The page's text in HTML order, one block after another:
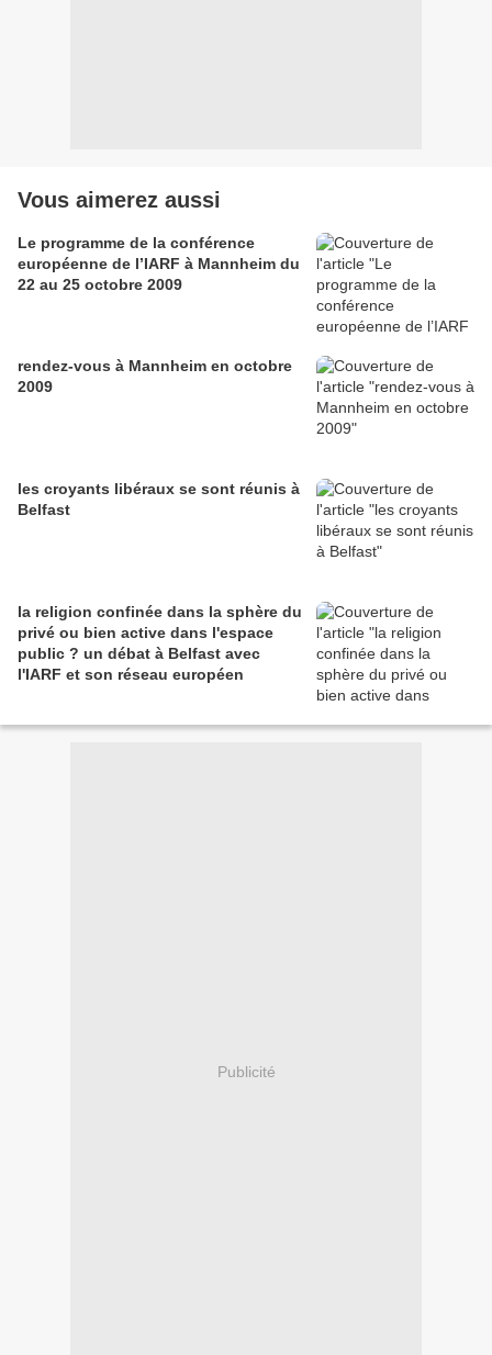
Vous aimerez aussi
Le programme de la conférence
européenne de l’IARF à Mannheim du
22 au 25 octobre 2009
rendez-vous à Mannheim en octobre
2009
les croyants libéraux se sont réunis à
Belfast
la religion confinée dans la sphère du
privé ou bien active dans l'espace
public ? un débat à Belfast avec
l'IARF et son réseau européen
Publicité